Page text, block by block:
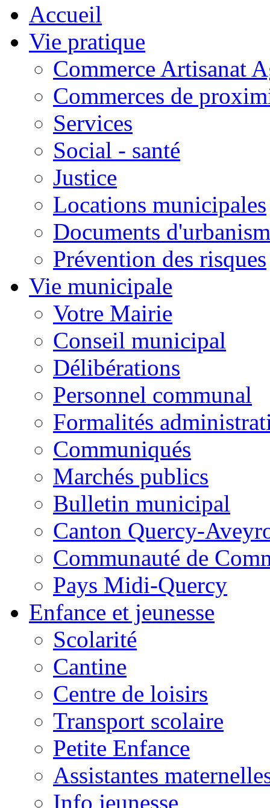
Accueil
Vie pratique
Commerce Artisanat
Commerces de
Services
Social - santé
Justice
Locations municipales
Documents
Prévention des risques
Vie municipale
Votre Mairie
Conseil municipal
Délibérations
Personnel communal
Formalités
Communiqués
Marchés publics
Bulletin municipal
Canton Quercy-
Communauté de
Pays Midi-Quercy
Enfance et jeunesse
Scolarité
Cantine
Centre de loisirs
Transport scolaire
Petite Enfance
Assistantes
Info jeunesse